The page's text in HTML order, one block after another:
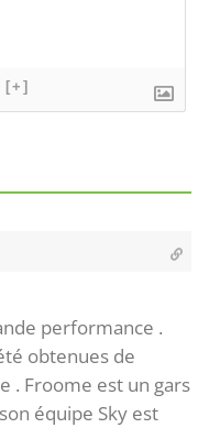
[+]
performance .
obtenues de
. Froome est un gars
équipe Sky est